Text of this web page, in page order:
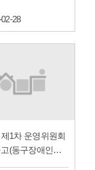
28
1차 운영위원회
(동구장애인주